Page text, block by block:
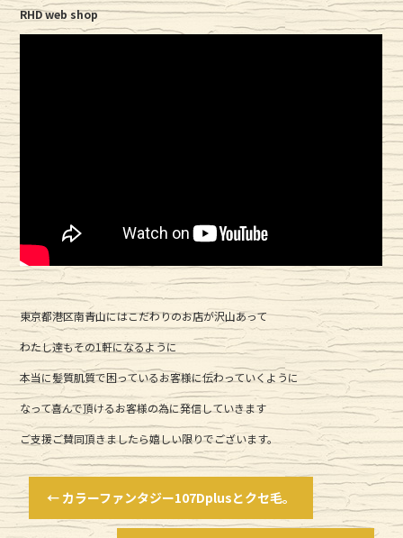
RHD web shop
東京都港区南青山にはこだわりのお店が沢山あって
わたし達もその1軒になるように
本当に髪質肌質で困っているお客様に伝わっていくように
なって喜んで頂けるお客様の為に発信していきます
ご支援ご賛同頂きましたら嬉しい限りでございます。
← カラーファンタジー107Dplusとクセ毛。